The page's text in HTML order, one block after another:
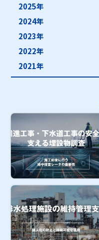
2025年
2024年
2023年
2022年
2021年